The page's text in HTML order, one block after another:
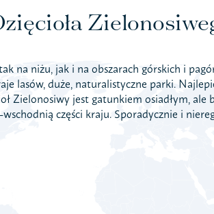
na niżu, jak i na obszarach górskich i
lasów, duże, naturalistyczne parki.
Zielonosiwy jest gatunkiem osiadłym, ale
części kraju. Sporadycznie i